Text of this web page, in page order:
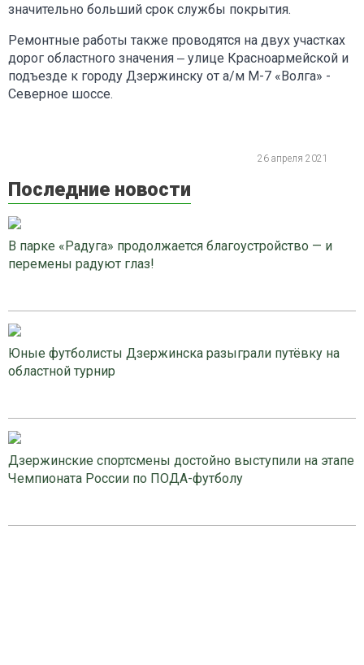
значительно больший срок службы покрытия.
Ремонтные работы также проводятся на двух участках
дорог областного значения ‒ улице Красноармейской и
подъезде к городу Дзержинску от а/м М-7 «Волга» -
Северное шоссе.
26 апреля 2021
Последние новости
В парке «Радуга» продолжается благоустройство — и
перемены радуют глаз!
Юные футболисты Дзержинска разыграли путёвку на
областной турнир
Дзержинские спортсмены достойно выступили на этапе
Чемпионата России по ПОДА-футболу